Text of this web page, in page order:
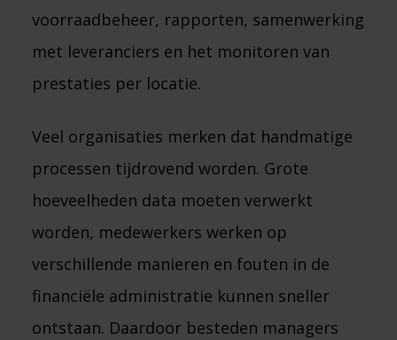
voorraadbeheer, rapporten, samenwerking
met leveranciers en het monitoren van
prestaties per locatie.
Veel organisaties merken dat handmatige
processen tijdrovend worden. Grote
hoeveelheden data moeten verwerkt
worden, medewerkers werken op
verschillende manieren en fouten in de
financiële administratie kunnen sneller
ontstaan. Daardoor besteden managers